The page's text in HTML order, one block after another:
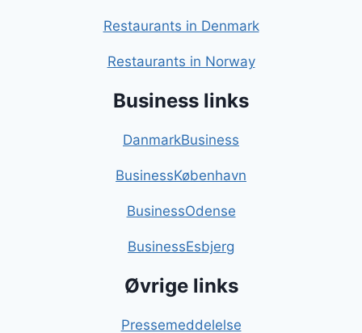
Restaurants in Denmark
Restaurants in Norway
Business links
DanmarkBusiness
BusinessKøbenhavn
BusinessOdense
BusinessEsbjerg
Øvrige links
Pressemeddelelse